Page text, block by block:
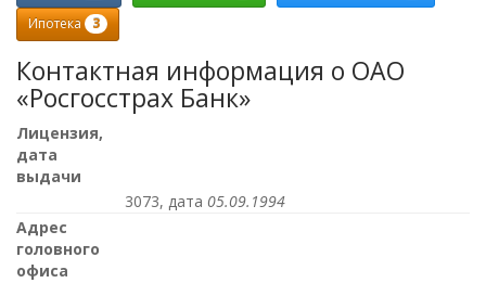
Ипотека 3
Контактная информация о ОАО
«Росгосстрах Банк»
Лицензия,
дата
выдачи
3073, дата 05.09.1994
Адрес
головного
офиса